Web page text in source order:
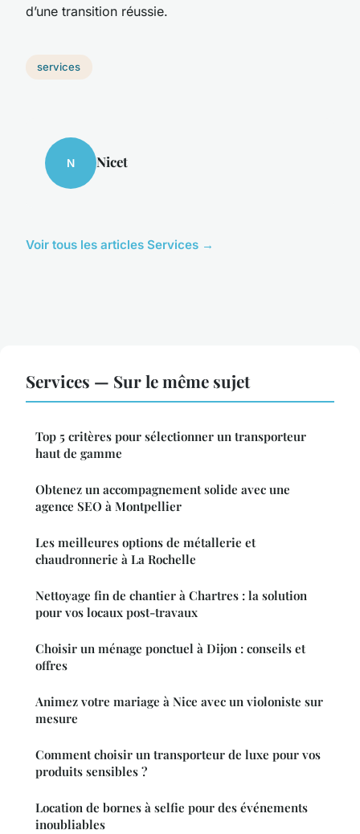
d’une transition réussie.
services
N Nicet
Voir tous les articles Services →
Services — Sur le même sujet
Top 5 critères pour sélectionner un transporteur
haut de gamme
Obtenez un accompagnement solide avec une
agence SEO à Montpellier
Les meilleures options de métallerie et
chaudronnerie à La Rochelle
Nettoyage fin de chantier à Chartres : la solution
pour vos locaux post-travaux
Choisir un ménage ponctuel à Dijon : conseils et
offres
Animez votre mariage à Nice avec un violoniste sur
mesure
Comment choisir un transporteur de luxe pour vos
produits sensibles ?
Location de bornes à selfie pour des événements
inoubliables